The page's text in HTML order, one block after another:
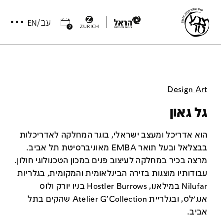
0
Design Art
גל גאון
הוא אדריכל ומעצב ישראלי, בוגר המחלקה לאדריכלות
בבצלאל ובעל תואר EMBA מאוניברסיטת תל אביב.
מרצה בכיר במחלקה לעיצוב פנים במכון הטכנולוגי חולון.
עבודותיו מוצגות בזירה הבינלאומית והמקומית, בגלריות
Nilufar במילאנו, Hostler Burrows בניו יורק ולוס
אנג׳לס, ובגלריית Atelier G’Collection שהקים בתל
אביב.